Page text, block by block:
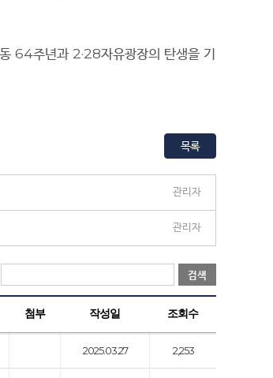
64주년과 2·28자유광장의 탄생을 기
목록
관리자
관리자
검색
첨부 작성일 조회수
2025.03.27 2,253